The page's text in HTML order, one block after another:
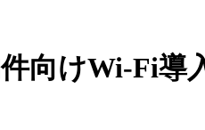
向けWi-Fi導